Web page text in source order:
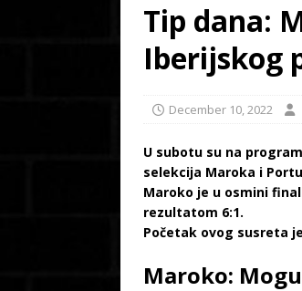
Tip dana:
Iberijskog
December 10, 2022
U subotu su na
selekcija Maroka i
Maroko je u osmini
rezultatom 6:1.
Početak ovog susreta
Maroko: